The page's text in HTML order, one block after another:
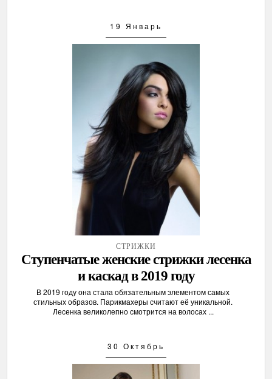
19 Январь
СТРИЖКИ
Ступенчатые женские стрижки лесенка
и каскад в 2019 году
В 2019 году она стала обязательным элементом самых
стильных образов. Парикмахеры считают её уникальной.
Лесенка великолепно смотрится на волосах ...
30 Октябрь